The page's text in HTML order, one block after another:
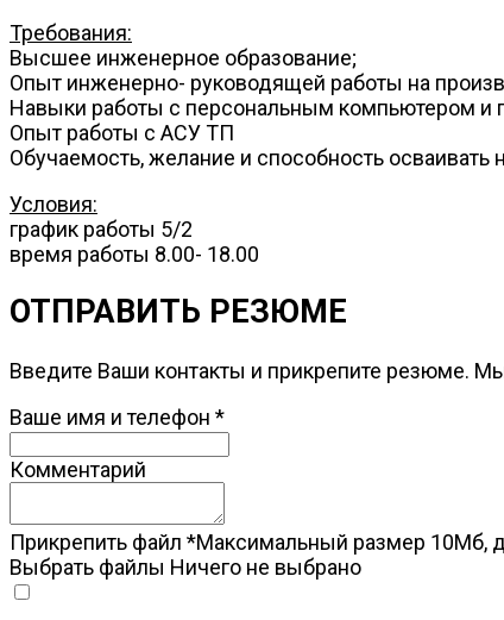
Требования:
Высшее инженерное образование;
Опыт инженерно- руководящей работы на
Навыки работы с персональным компьютером
Опыт работы с АСУ ТП
Обучаемость, желание и способность осваивать
Условия:
график работы 5/2
время работы 8.00- 18.00
ОТПРАВИТЬ РЕЗЮМЕ
Введите Ваши контакты и прикрепите резюме.
Ваше имя и телефон *
Комментарий
Прикрепить файл *Максимальный размер 10Мб,
Выбрать файлы Ничего не выбрано